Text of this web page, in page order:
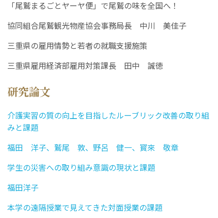
「尾鷲まるごとヤーヤ便」で尾鷲の味を全国へ！
協同組合尾鷲観光物産協会事務局長 中川 美佳子
三重県の雇用情勢と若者の就職支援施策
三重県雇用経済部雇用対策課長 田中 誠徳
研究論文
介護実習の質の向上を目指したルーブリック改善の取り組
みと課題
福田 洋子、鷲尾 敦、野呂 健一、寳來 敬章
学生の災害への取り組み意識の現状と課題
福田洋子
本学の遠隔授業で見えてきた対面授業の課題